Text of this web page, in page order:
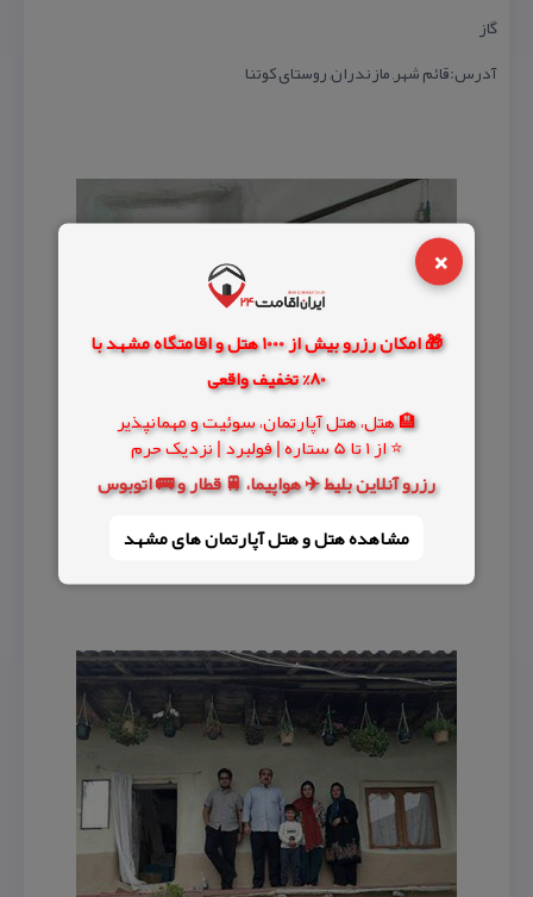
×
🎁 امکان رزرو بیش از 1000 هتل و اقامتگاه مشهد با
80% تخفیف واقعی
🏨 هتل، هتل آپارتمان، سوئیت و مهمانپذیر
⭐ از 1 تا 5 ستاره | فولبرد | نزدیک حرم
رزرو آنلاین بلیط ✈️ هواپیما، 🚆 قطار و 🚌 اتوبوس
مشاهده هتل و هتل‌ آپارتمان های مشهد
گاز
آدرس:قائم شهر, مازندران, روستای كوتنا